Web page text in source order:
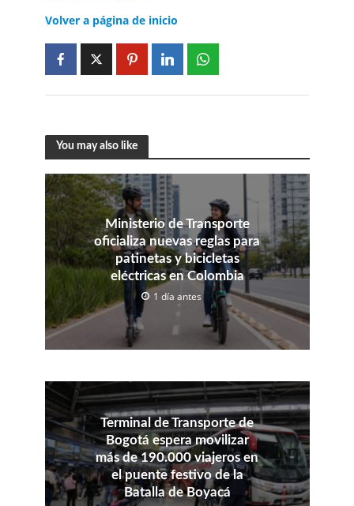
Volver a página de inicio
You may also like
Ministerio de Transporte
oficializa nuevas reglas para
patinetas y bicicletas
eléctricas en Colombia
1 día antes
Terminal de Transporte de
Bogotá espera movilizar
más de 190.000 viajeros en
el puente festivo de la
Batalla de Boyacá